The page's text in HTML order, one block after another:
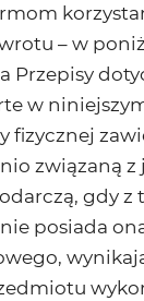
– w
Przepisy
w
fizycznej
związaną z
gdy z
posiada